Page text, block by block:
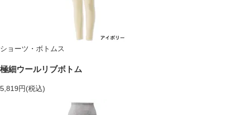
ショーツ・ボトムス
極細ウールリブボトム
5,819円(税込)